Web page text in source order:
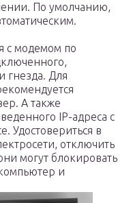
По умолчанию,
с модемом по
гнезда. Для
А также
IP-адреса с
Удостовериться в
отключить
могут блокировать
и